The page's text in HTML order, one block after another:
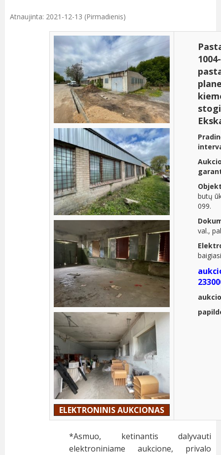
Atnaujinta: 2021-12-13 (Pirmadienis)
ELEKTRONINIS AUKCIONAS
butų
099.
val.,
*Asmuo, ketinantis dalyvauti
elektroniniame aukcione, privalo